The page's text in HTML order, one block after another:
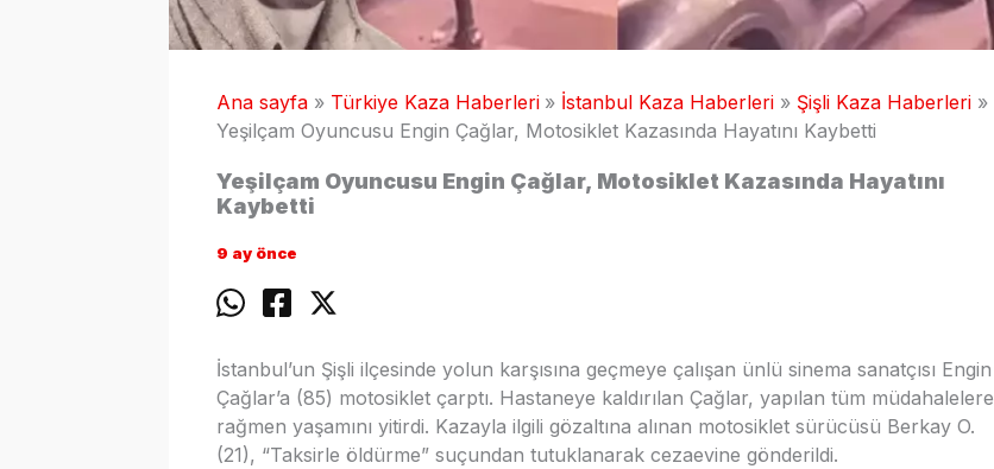
Ana sayfa Türkiye Kaza Haberleri İstanbul Kaza Haberleri
Şişli Kaza Haberleri
Yeşilçam Oyuncusu Engin Çağlar, Motosiklet Kazasında Hayatını Kaybetti
Yeşilçam Oyuncusu Engin Çağlar, Motosiklet Kazasında Hayatını
Kaybetti
9 ay önce
İstanbul’un Şişli ilçesinde yolun karşısına geçmeye çalışan ünlü sinema sanatçısı Engin
Çağlar’a (85) motosiklet çarptı. Hastaneye kaldırılan Çağlar, yapılan tüm müdahalelere
rağmen yaşamını yitirdi. Kazayla ilgili gözaltına alınan motosiklet sürücüsü Berkay O.
(21), “Taksirle öldürme” suçundan tutuklanarak cezaevine gönderildi.